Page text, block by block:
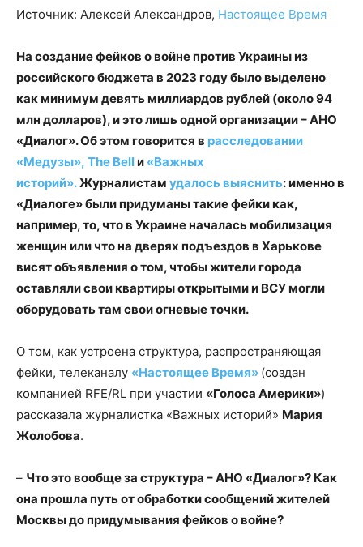
Источник: Алексей Александров, Настоящее Время
На создание фейков о войне против Украины из
российского бюджета в 2023 году было выделено
как минимум девять миллиардов рублей (около 94
млн долларов), и это лишь одной организации – АНО
«Диалог». Об этом говорится в расследовании
«Медузы», The Bellи «Важных
историй».Журналистам удалось выяснить: именно в
«Диалоге» были придуманы такие фейки как,
например, то, что в Украине началась мобилизация
женщин или что на дверях подъездов в Харькове
висят объявления о том, чтобы жители города
оставляли свои квартиры открытыми и ВСУ могли
оборудовать там свои огневые точки.
О том, как устроена структура, распространяющая
фейки, телеканалу «Настоящее Время» (создан
компанией RFE/RL при участии «Голоса Америки»)
рассказала журналистка «Важных историй» Мария
Жолобова.
– Что это вообще за структура – АНО «Диалог»? Как
она прошла путь от обработки сообщений жителей
Москвы до придумывания фейков о войне?